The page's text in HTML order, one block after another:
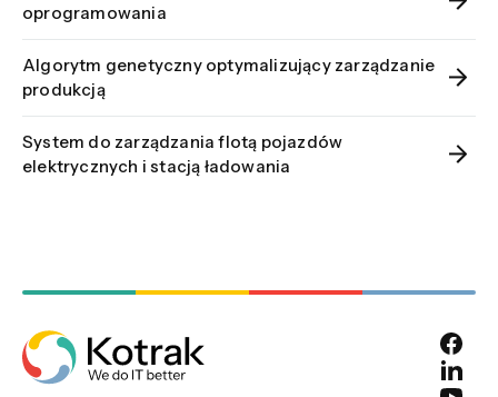
oprogramowania
Algorytm genetyczny optymalizujący zarządzanie
produkcją
System do zarządzania flotą pojazdów
elektrycznych i stacją ładowania